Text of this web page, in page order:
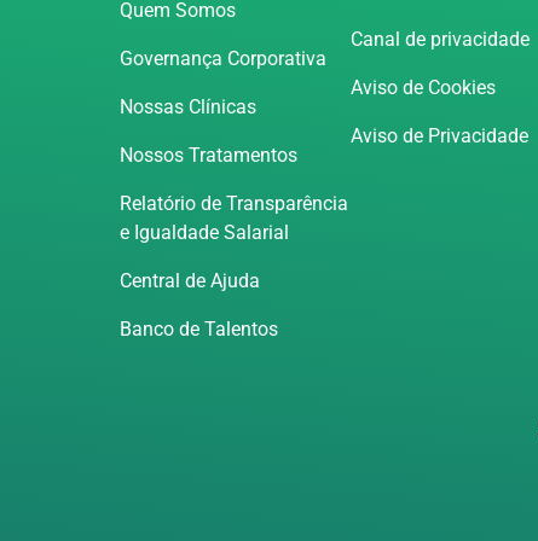
Quem Somos
Governança Corporativa
Nossas Clínicas
Nossos Tratamentos
Relatório de Transparência
e Igualdade Salarial
Central de Ajuda
Banco de Talentos
Canal de privacidade
Aviso de Cookies
Aviso de Privacidade